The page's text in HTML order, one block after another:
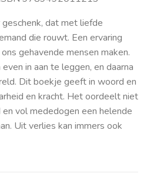
dat met liefde
die rouwt. Een ervaring
gehavende mensen maken.
in aan te leggen, en daarna
Dit boekje geeft in woord en
en kracht. Het oordeelt niet
vol mededogen een helende
Uit verlies kan immers ook